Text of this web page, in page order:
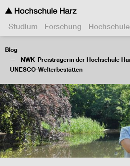
Studium Forschung Hochschule
Blog
NWK-Preisträgerin der Hochschule
UNESCO-Welterbestätten